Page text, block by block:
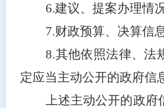
6.建议、提案办理情
7.财政预算、决算信
8.其他依照法律、法
定应当主动公开的政府信
上述主动公开的政府